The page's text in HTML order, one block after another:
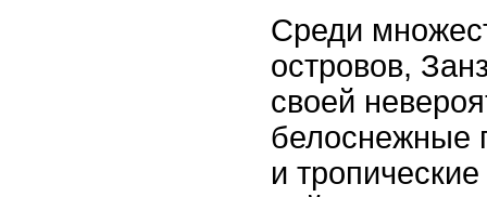
Среди
островов,
своей
белоснежные
и